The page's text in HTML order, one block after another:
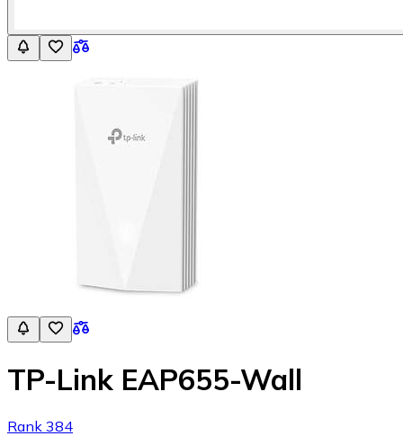
TP-Link EAP655-Wall
Rank 384